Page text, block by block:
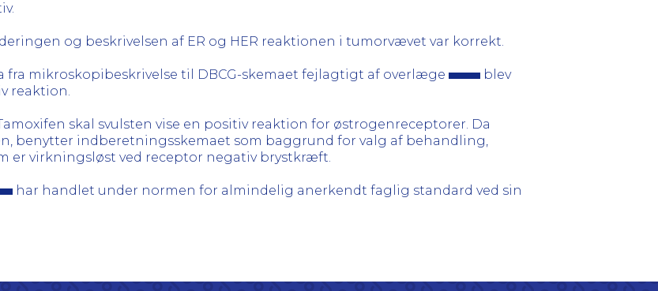
og beskrivelsen af ER og HER reaktionen i tumorvævet var korrekt.
fra mikroskopibeskrivelse til DBCG-skemaet fejlagtigt af overlæge
blev
reaktion.
skal svulsten vise en positiv reaktion for østrogenreceptorer. Da
indberetningsskemaet som baggrund for valg af behandling,
er virkningsløst ved receptor negativ brystkræft.
har handlet under normen for almindelig anerkendt faglig standard ved sin